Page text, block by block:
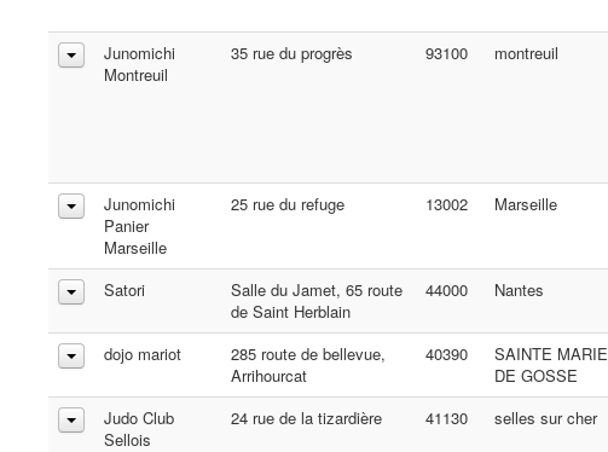
Junomichi
Montreuil
35 rue du progrès 93100 montreuil
Junomichi
Panier
Marseille
25 rue du refuge 13002 Marseille
Satori
Salle du Jamet, 65 route
de Saint Herblain
44000 Nantes
dojo mariot
285 route de bellevue,
Arrihourcat
40390
SAINTE MARIE
DE GOSSE
Judo Club
Sellois
24 rue de la tizardière 41130 selles sur cher